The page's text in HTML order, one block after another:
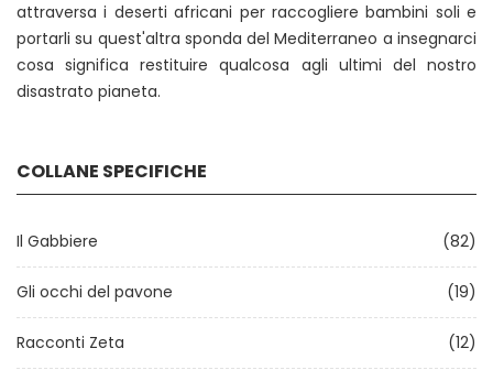
attraversa i deserti africani per raccogliere bambini soli e
portarli su quest'altra sponda del Mediterraneo a insegnarci
cosa significa restituire qualcosa agli ultimi del nostro
disastrato pianeta.
COLLANE SPECIFICHE
Il Gabbiere (82)
Gli occhi del pavone (19)
Racconti Zeta (12)